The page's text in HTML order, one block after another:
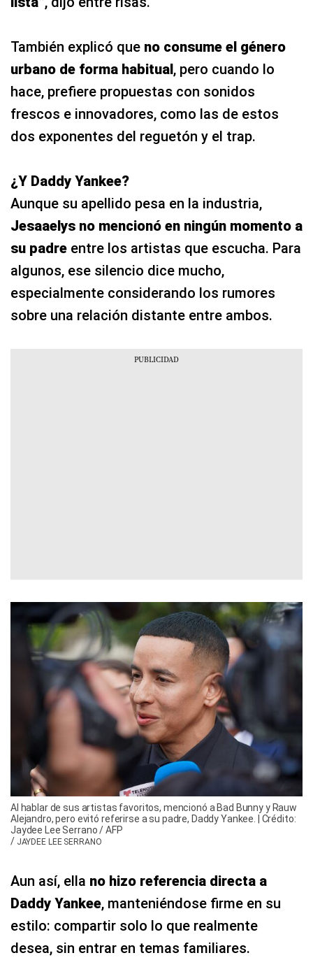
También explicó que no consume el género
urbano de forma habitual, pero cuando lo
hace, prefiere propuestas con sonidos
frescos e innovadores, como las de estos
dos exponentes del reguetón y el trap.
¿Y Daddy Yankee?
Aunque su apellido pesa en la industria,
Jesaaelys no mencionó en ningún momento a
su padre entre los artistas que escucha. Para
algunos, ese silencio dice mucho,
especialmente considerando los rumores
sobre una relación distante entre ambos.
Al hablar de sus artistas favoritos, mencionó a Bad Bunny y Rauw
Alejandro, pero evitó referirse a su padre, Daddy Yankee. | Crédito:
Jaydee Lee Serrano / AFP
/ JAYDEE LEE SERRANO
Aun así, ella no hizo referencia directa a
Daddy Yankee, manteniéndose firme en su
estilo: compartir solo lo que realmente
desea, sin entrar en temas familiares.